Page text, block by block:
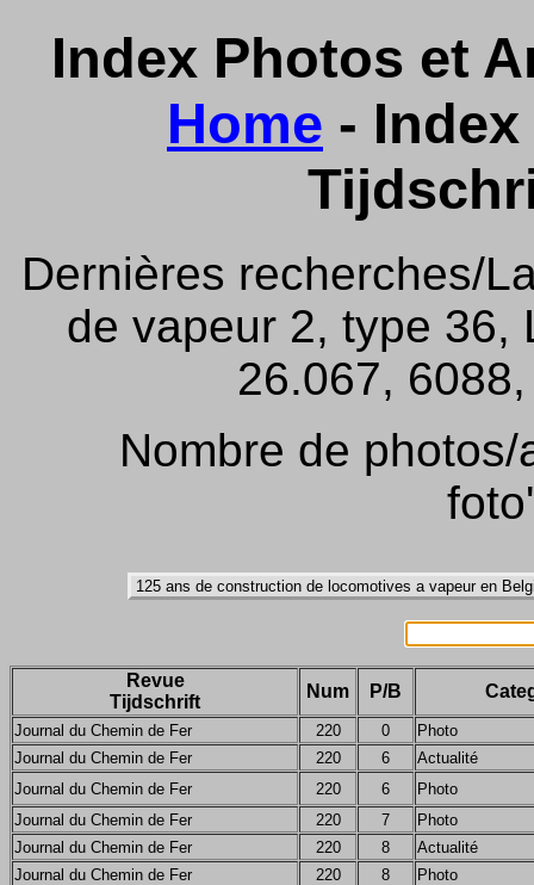
Index Photos et
Home -
Dernières recherches/
de vapeur 2, type 36,
26.067,
Nombre de
Revue
Tijdschrift
Num P/B
Journal du Chemin de Fer 220 0
Photo
Journal du Chemin de Fer
220 6
Actualité
Journal du Chemin de Fer
220 6
Photo
Journal du Chemin de Fer
220 7
Photo
Journal du Chemin de Fer
220 8
Actualité
Journal du Chemin de Fer
220 8
Photo